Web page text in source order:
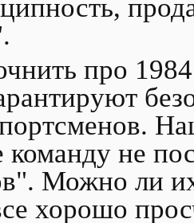
про
не
Можно ли
хорошо